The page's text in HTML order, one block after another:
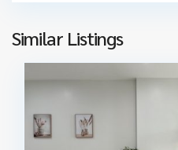
Similar Listings